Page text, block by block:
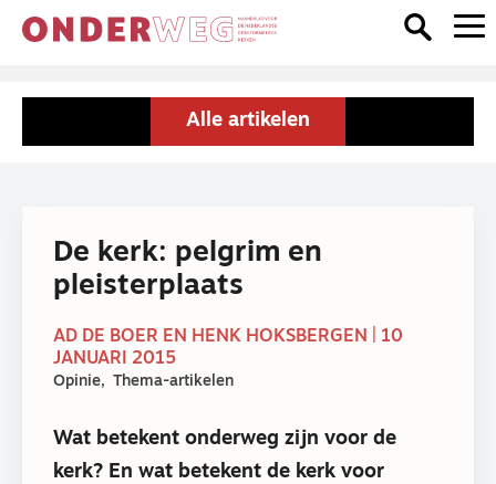
Alle artikelen
De kerk: pelgrim en
pleisterplaats
AD DE BOER EN HENK HOKSBERGEN | 10
JANUARI 2015
Opinie Thema-artikelen
Wat betekent onderweg zijn voor de
kerk? En wat betekent de kerk voor